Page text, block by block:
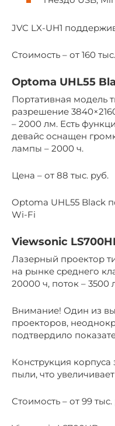
JVC LX-UH1
Стоимость – от 160
Optoma UHL55
Портативная модель
разрешение
– 2000 лм. Есть
девайс оснащен
лампы – 2000 ч.
Цена – от 88 тыс. руб.
Optoma UHL55 Black
Wi-Fi
Viewsonic
Лазерный проектор
на рынке среднего
20000 ч, поток – 3500
Внимание! Один из
проекторов,
подтвердило
Конструкция корпуса
пыли, что
Стоимость – от 99 тыс.